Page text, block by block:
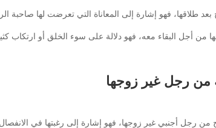
طلاقها، فهو إشارة إلى المعاناة التي تعرضت لها صاحبة
أجل البقاء معه، فهو دلالة على سوء الخلق أو ارتكاب
من رجل غير زوجها
من رجل أجنبي غير زوجها، فهو إشارة إلى رغبتها في